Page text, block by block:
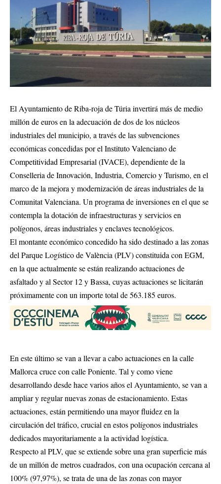
El Ayuntamiento de Riba-roja de Túria invertirá más de medio
millón de euros en la adecuación de dos de los núcleos
industriales del municipio, a través de las subvenciones
económicas concedidas por el Instituto Valenciano de
Competitividad Empresarial (IVACE), dependiente de la
Conselleria de Innovación, Industria, Comercio y Turismo, en el
marco de la mejora y modernización de áreas industriales de la
Comunitat Valenciana. Un programa de inversiones en el que se
contempla la dotación de infraestructuras y servicios en
polígonos, áreas industriales y enclaves tecnológicos.
El montante económico concedido ha sido destinado a las zonas
del Parque Logístico de València (PLV) constituida con EGM,
en la que actualmente se están realizando actuaciones de
asfaltado y al Sector 12 y Bassa, cuyas actuaciones se licitarán
próximamente con un importe total de 563.185 euros.
En este último se van a llevar a cabo actuaciones en la calle
Mallorca cruce con calle Poniente. Tal y como viene
desarrollando desde hace varios años el Ayuntamiento, se van a
ampliar y regular nuevas zonas de estacionamiento. Estas
actuaciones, están permitiendo una mayor fluidez en la
circulación del tráfico, crucial en estos polígonos industriales
dedicados mayoritariamente a la actividad logística.
Respecto al PLV, que se extiende sobre una gran superficie más
de un millón de metros cuadrados, con una ocupación cercana al
100% (97,97%), se trata de una de las zonas con mayor